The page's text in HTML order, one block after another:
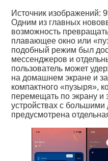
Источник изображений:
Одним из главных
возможность
плавающее окно или
подобный режим был
мессенджеров и
пользователь может
на домашнем экране и
компактного «пузыря»,
перемещать по экрану
устройствах с большими
предусмотрена